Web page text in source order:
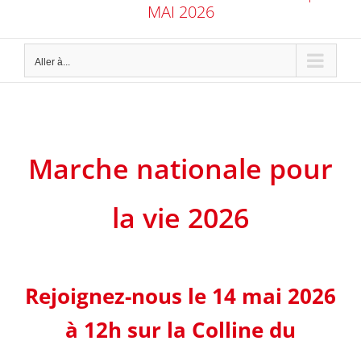
MAI 2026
Aller à...
Marche nationale pour
la vie 2026
Rejoignez-nous le 14 mai 2026
à 12h sur la Colline du